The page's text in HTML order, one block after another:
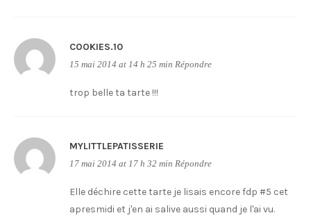
COOKIES.10
15 mai 2014 at 14 h 25 min Répondre
trop belle ta tarte !!!
MYLITTLEPATISSERIE
17 mai 2014 at 17 h 32 min Répondre
Elle déchire cette tarte je lisais encore fdp #5 cet
apresmidi et j'en ai salive aussi quand je l'ai vu.